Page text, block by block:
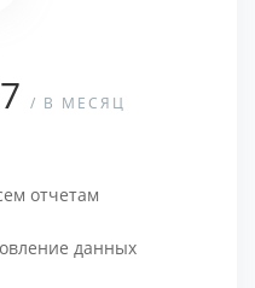
/ В МЕСЯЦ
отчетам
данных